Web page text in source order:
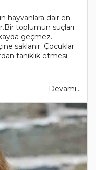
hayvanlara dair en
toplumun suçları
geçmez.
saklanır. Çocuklar
tanıklık etmesi
Devamı..